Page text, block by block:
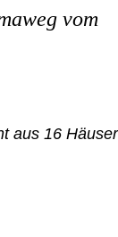
vom
aus 16